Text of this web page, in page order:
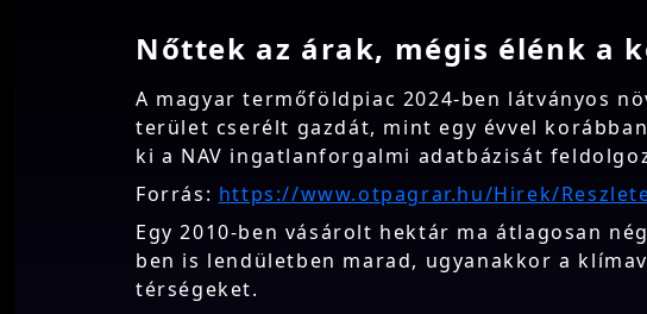
Nőttek az árak, mégis élénk a
A magyar termőföldpiac 2024-ben látványos
terület cserélt gazdát, mint egy évvel
ki a NAV ingatlanforgalmi adatbázisát
Forrás: https://www.otpagrar.hu/Hirek/
Egy 2010-ben vásárolt hektár ma átlagosan
ben is lendületben marad, ugyanakkor a
térségeket.